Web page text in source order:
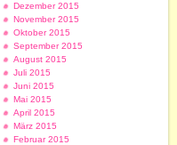
Dezember 2015
November 2015
Oktober 2015
September 2015
August 2015
Juli 2015
Juni 2015
Mai 2015
April 2015
März 2015
Februar 2015